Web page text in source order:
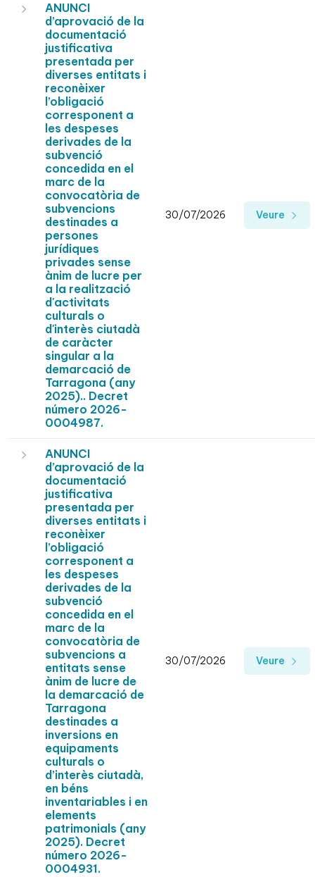
ANUNCI
d’aprovació de la
documentació
justificativa
presentada per
diverses entitats i
reconèixer
l’obligació
corresponent a
les despeses
derivades de la
subvenció
concedida en el
marc de la
convocatòria de
subvencions
destinades a
persones
jurídiques
privades sense
ànim de lucre per
a la realització
d'activitats
culturals o
d'interès ciutadà
de caràcter
singular a la
demarcació de
Tarragona (any
2025).. Decret
número 2026-
0004987.
30/07/2026 Veure
ANUNCI
d’aprovació de la
documentació
justificativa
presentada per
diverses entitats i
reconèixer
l’obligació
corresponent a
les despeses
derivades de la
subvenció
concedida en el
marc de la
convocatòria de
subvencions a
entitats sense
ànim de lucre de
la demarcació de
Tarragona
destinades a
inversions en
equipaments
culturals o
d’interès ciutadà,
en béns
inventariables i en
elements
patrimonials (any
2025). Decret
número 2026-
0004931.
30/07/2026 Veure